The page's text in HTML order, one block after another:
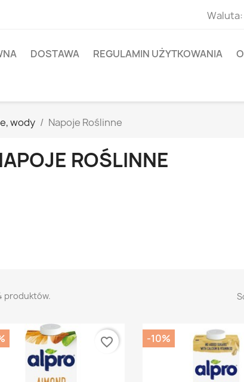
Waluta:
DOSTAWA REGULAMIN UŻYTKOWANIA
wody Napoje Roślinne
ROŚLINNE
produktów.
favorite_border -10%